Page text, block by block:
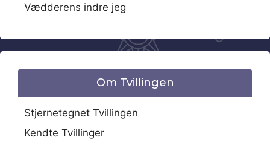
Vædderens indre jeg
Om Tvillingen
Stjernetegnet Tvillingen
Kendte Tvillinger